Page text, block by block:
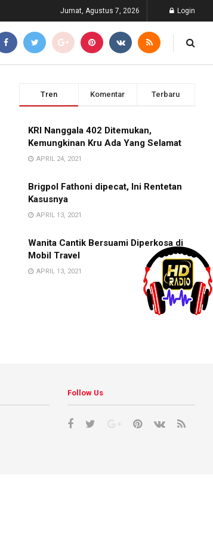
Jumat, Agustus 7, 2026 Login
Tren Komentar Terbaru
KRI Nanggala 402 Ditemukan,
Kemungkinan Kru Ada Yang Selamat
APRIL 24, 2021
Brigpol Fathoni dipecat, Ini Rentetan
Kasusnya
APRIL 13, 2021
Wanita Cantik Bersuami Diperkosa di
Mobil Travel
APRIL 13, 2021
Follow Us